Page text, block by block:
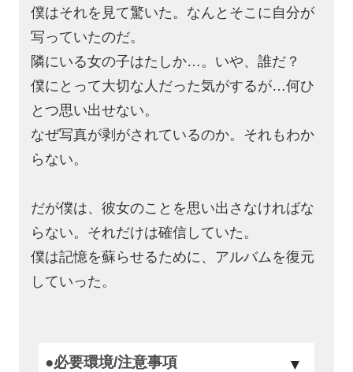
僕はそれを見て驚いた。なんとそこに自分が
写っていたのだ。
隣にいる女の子はたしか…。いや、誰だ？
僕にとって大切な人だった気がするが…何ひ
とつ思い出せない。
なぜ写真が剥がされているのか。それもわか
らない。
だが僕は、彼女のことを思い出さなければな
らない。それだけは確信していた。
僕は記憶を蘇らせるために、アルバムを復元
していった。
●必要環境/注意事項